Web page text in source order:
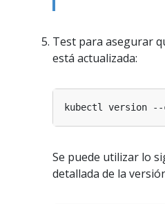
Test para asegurar
está actualizada:
Se puede utilizar lo
detallada de la